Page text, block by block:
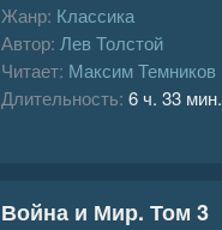
Жанр: Классика
Автор: Лев Толстой
Читает: Максим Темников
Длительность: 6 ч. 33 мин.
Война и Мир. Том 3